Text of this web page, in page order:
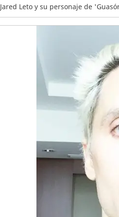
Jared Leto y su personaje de